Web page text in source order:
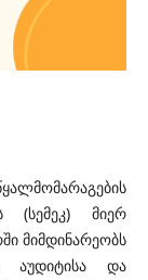
(სემეკ) მიერ
მიმდინარეობს
აუდიტისა და